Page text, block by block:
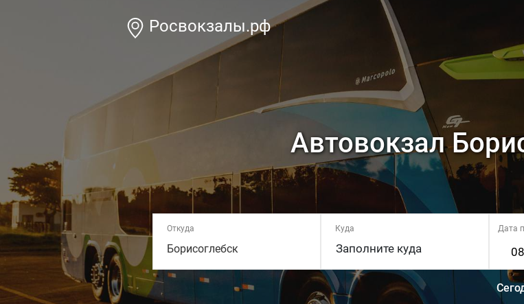
Росвокзалы.рф
Автовокзал
Откуда
Борисоглебск
Куда Дата